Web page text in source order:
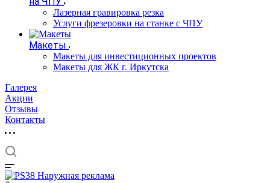
Лазерная гравировка резка
Услуги фрезеровки на станке с ЧПУ
Макеты
Макеты для инвестиционных проектов
Макеты для ЖК г. Иркутска
Галерея
Акции
Отзывы
Контакты